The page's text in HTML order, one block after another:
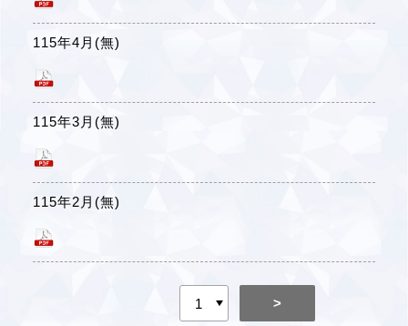
115年4月(無)
115年3月(無)
115年2月(無)
>